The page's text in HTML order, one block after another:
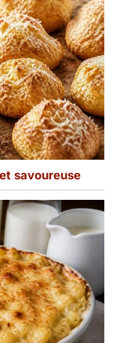
savoureuse